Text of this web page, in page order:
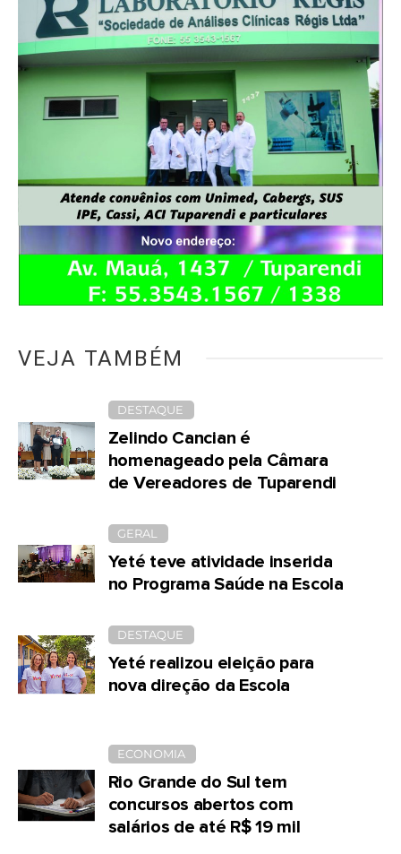
VEJA TAMBÉM
DESTAQUE
Zelindo Cancian é
homenageado pela Câmara
de Vereadores de Tuparendi
GERAL
Yeté teve atividade inserida
no Programa Saúde na Escola
DESTAQUE
Yeté realizou eleição para
nova direção da Escola
ECONOMIA
Rio Grande do Sul tem
concursos abertos com
salários de até R$ 19 mil